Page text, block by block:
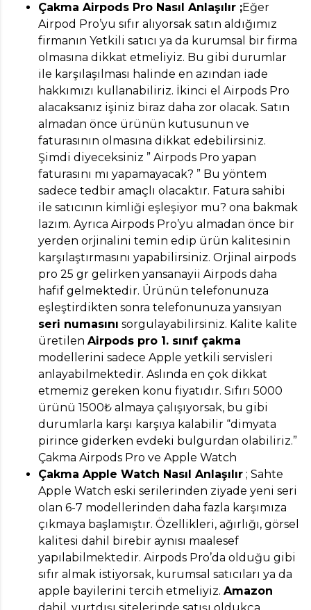
Çakma Airpods Pro Nasıl Anlaşılır ;Eğer
Airpod Pro’yu sıfır alıyorsak satın aldığımız
firmanın Yetkili satıcı ya da kurumsal bir firma
olmasına dikkat etmeliyiz. Bu gibi durumlar
ile karşılaşılması halinde en azından iade
hakkımızı kullanabiliriz. İkinci el Airpods Pro
alacaksanız işiniz biraz daha zor olacak. Satın
almadan önce ürünün kutusunun ve
faturasının olmasına dikkat edebilirsiniz.
Şimdi diyeceksiniz ” Airpods Pro yapan
faturasını mı yapamayacak? ” Bu yöntem
sadece tedbir amaçlı olacaktır. Fatura sahibi
ile satıcının kimliği eşleşiyor mu? ona bakmak
lazım. Ayrıca Airpods Pro’yu almadan önce bir
yerden orjinalini temin edip ürün kalitesinin
karşılaştırmasını yapabilirsiniz. Orjinal airpods
pro 25 gr gelirken yansanayii Airpods daha
hafif gelmektedir. Ürünün telefonunuza
eşleştirdikten sonra telefonunuza yansıyan
seri numasını sorgulayabilirsiniz. Kalite kalite
üretilen Airpods pro 1. sınıf çakma
modellerini sadece Apple yetkili servisleri
anlayabilmektedir. Aslında en çok dikkat
etmemiz gereken konu fiyatıdır. Sıfırı 5000
ürünü 1500₺ almaya çalışıyorsak, bu gibi
durumlarla karşı karşıya kalabilir “dimyata
pirince giderken evdeki bulgurdan olabiliriz.”
Çakma Airpods Pro ve Apple Watch
Çakma Apple Watch Nasıl Anlaşılır ; Sahte
Apple Watch eski serilerinden ziyade yeni seri
olan 6-7 modellerinden daha fazla karşımıza
çıkmaya başlamıştır. Özellikleri, ağırlığı, görsel
kalitesi dahil birebir aynısı maalesef
yapılabilmektedir. Airpods Pro’da olduğu gibi
sıfır almak istiyorsak, kurumsal satıcıları ya da
apple bayilerini tercih etmeliyiz. Amazon